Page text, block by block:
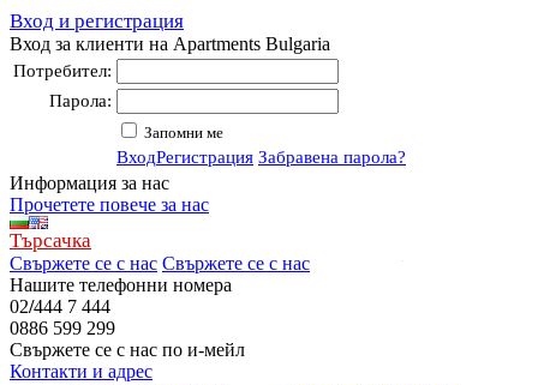
Вход и регистрация
Вход за клиенти на Apartments Bulgaria
Потребител:
Парола:
Запомни ме
ВходРегистрация Забравена парола?
Информация за нас
Прочетете повече за нас
Търсачка
Свържете се с нас Свържете се с нас
Нашите телефонни номера
02/444 7 444
0886 599 299
Свържете се с нас по и-мейл
Контакти и адрес